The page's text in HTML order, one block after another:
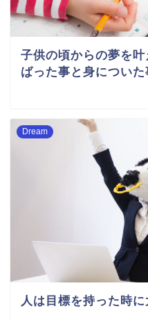
子供の頃からの夢を
ばった事と身についた
Dream
人は目標を持った時に